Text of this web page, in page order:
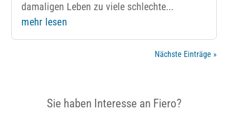
damaligen Leben zu viele schlechte...
mehr lesen
Nächste Einträge »
Sie haben Interesse an Fiero?